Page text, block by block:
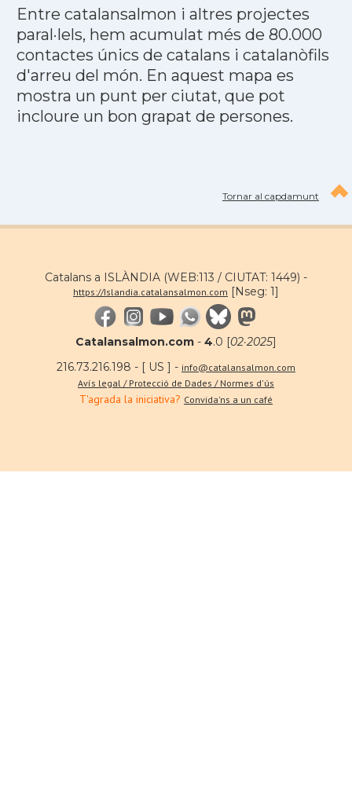
Entre catalansalmon i altres projectes
paral·lels, hem acumulat més de 80.000
contactes únics de catalans i catalanòfils
d'arreu del món. En aquest mapa es
mostra un punt per ciutat, que pot
incloure un bon grapat de persones.
Tornar al capdamunt
Catalans a ISLÀNDIA (WEB:113 / CIUTAT: 1449) -
https://Islandia.catalansalmon.com [Nseg: 1]
Catalansalmon.com - 4.0 [02·2025]
216.73.216.198 - [ US ] - info@catalansalmon.com
Avís legal / Protecció de Dades / Normes d'ús
T'agrada la iniciativa? Convida'ns a un café